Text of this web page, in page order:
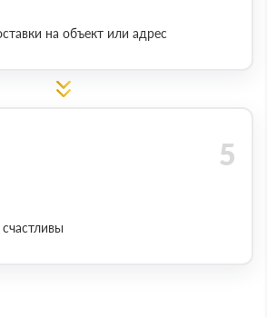
на объект или адрес